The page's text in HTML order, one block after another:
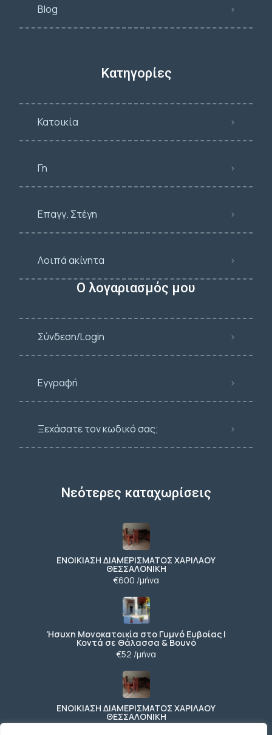
Blog
Κατηγορίες
Κατοικία
Γη
Επαγγ. Στέγη
Λοιπά ακίνητα
Ο λογαριασμός μου
Σύνδεση/Login
Εγγραφή
Ξεχάσατε τον κωδικό σας;
Νεότερες καταχωρίσεις
ΕΝΟΙΚΙΑΣΗ ΔΙΑΜΕΡΙΣΜΑΤΟΣ ΧΑΡΙΛΑΟΥ
ΘΕΣΣΑΛΟΝΙΚΗ
€600 /μήνα
Ήσυχη Μονοκατοικία στο Γυμνό Ευβοίας |
Κοντά σε Θάλασσα & Βουνό
€52 /μήνα
ΕΝΟΙΚΙΑΣΗ ΔΙΑΜΕΡΙΣΜΑΤΟΣ ΧΑΡΙΛΑΟΥ
ΘΕΣΣΑΛΟΝΙΚΗ